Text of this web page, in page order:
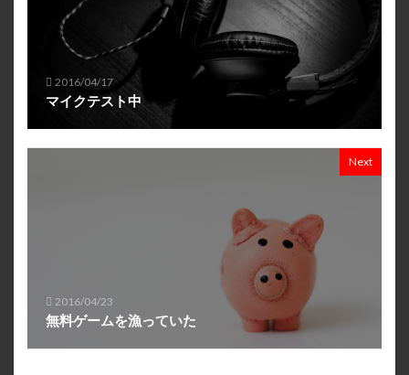
2016/04/17
マイクテスト中
Next
2016/04/23
無料ゲームを漁っていた